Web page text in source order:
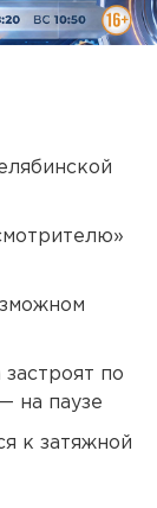
по
на паузе
к затяжной